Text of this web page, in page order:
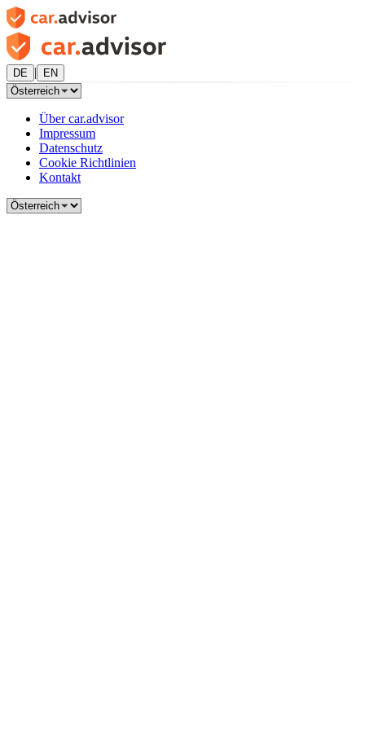
DE | EN
Über car.advisor
Impressum
Datenschutz
Cookie Richtlinien
Kontakt